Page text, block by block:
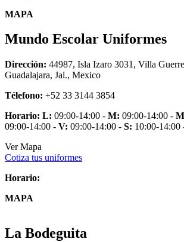
MAPA
Mundo Escolar Uniformes
Dirección: 44987, Isla Izaro 3031, Villa
Guadalajara, Jal., Mexico
Télefono: +52 33 3144 3854
Horario: L: 09:00-14:00 - M: 09:00-14:00 -
09:00-14:00 - V: 09:00-14:00 - S: 10:00-14:00
Ver Mapa
Cotiza tus uniformes
Horario:
MAPA
La Bodeguita